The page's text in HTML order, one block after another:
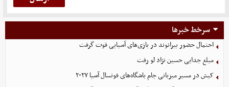
سرخط خبرها
احتمال حضور بیرانوند در بازی‌های آسیایی قوت گرفت
مبلغ جدایی حسین نژاد لو رفت
کیش در مسیر میزبانی جام باشگاه‌های فوتسال آسیا ۲۰۲۷